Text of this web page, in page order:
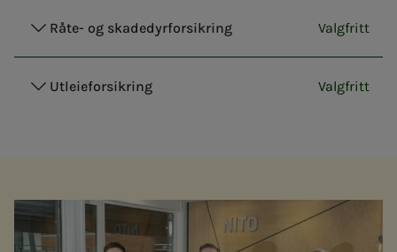
Råte- og skadedyrforsikring
NITO
Valgfritt
Utleieforsikring
NITO
Valgfritt